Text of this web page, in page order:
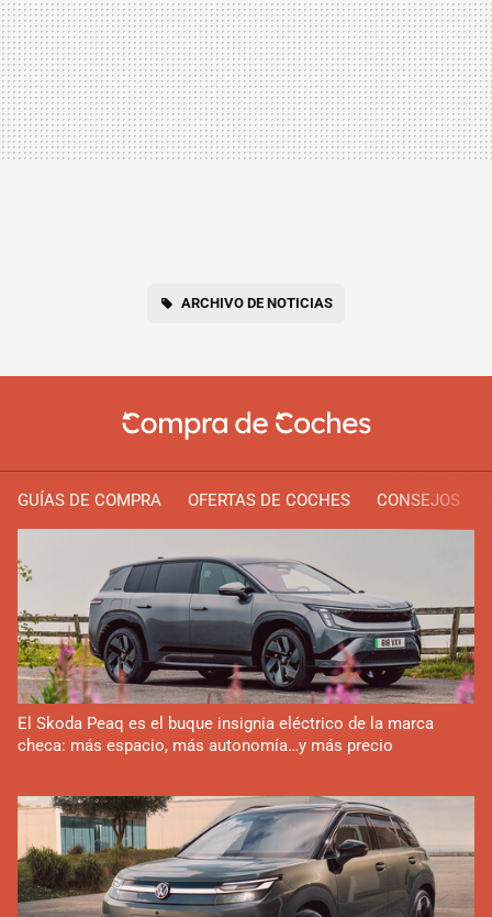
ARCHIVO DE NOTICIAS
GUÍAS DE COMPRA OFERTAS DE COCHES CONSEJOS
El Skoda Peaq es el buque insignia eléctrico de la marca
checa: más espacio, más autonomía…y más precio